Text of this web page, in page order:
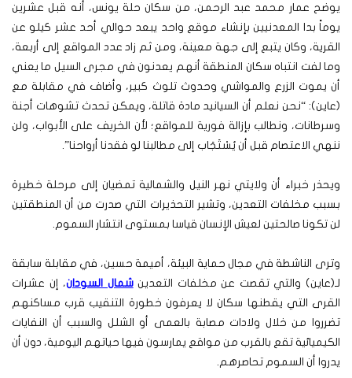
يوضح عمار محمد عبد الرحمن، من سكان حلة يونس، أنه قبل عشرين
يوماً بدا المعدنيين بإنشاء موقع واحد يبعد حوالي أحد عشر كيلو عن
القرية، وكان يتبع إلى جهة معينة، ومن ثم زاد عدد المواقع إلى أربعة،
وما لفت انتباه سكان المنطقة أنهم يعدنون في مجرى السيل ما يعني
أن يموت الزرع والمواشي وحدوث تلوث كبير، وأضاف في مقابلة مع
(عاين): “نحن نعلم أن السيانيد مادة قاتلة، ويمكن تحدث تشوهات أجنة
وسرطانات، ونطالب بإزالة فورية للمواقع؛ لأن الخريف على الأبواب، ولن
ننهي الاعتصام قبل أن يُسْتَجَاب إلى مطالبنا لو فقدنا أرواحنا”.
ويحذر خبراء أن ولايتي نهر النيل والشمالية تمضيان إلى مرحلة خطيرة
بسبب مخلفات التعدين، وتشير التحذيرات التي صدرت من أن المنطقتين
لن تكونا صالحتين لعيش الإنسان قياسا بمستوى انتشار السموم.
وترى الناشطة في مجال حماية البيئة، أميمة حسين، في مقابلة سابقة
لـ(عاين) والتي تقصت عن مخلفات التعدينشمال السودان، إن عشرات
القرى التي يقطنها سكان لا يعرفون خطورة التنقيب قرب مساكنهم
تضرروا من خلال ولادات مصابة بالعمى أو الشلل والسبب أن النفايات
الكيميائية تقع بالقرب من مواقع يمارسون فيها حياتهم اليومية، دون أن
يدروا أن السموم تحاصرهم.